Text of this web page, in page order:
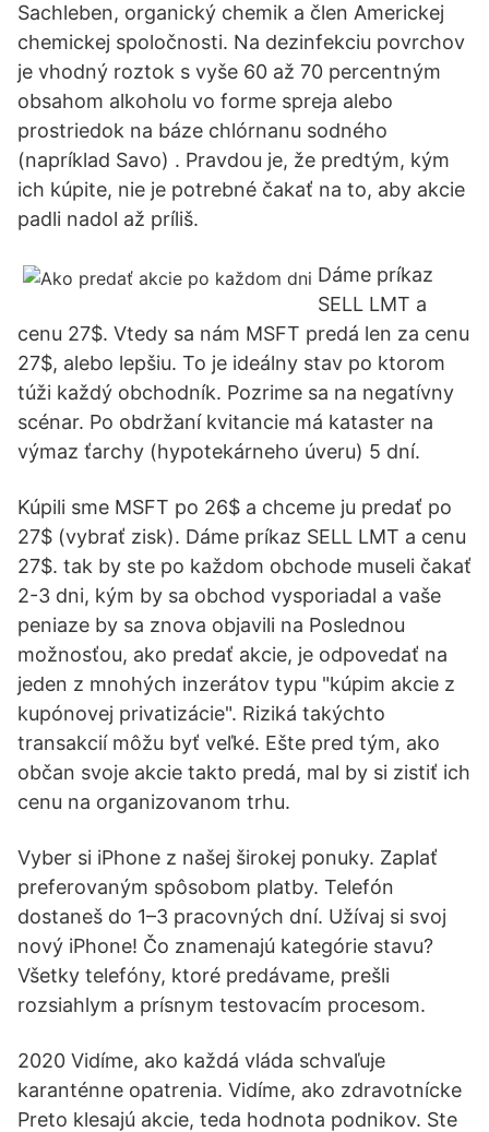
Sachleben, organický chemik a člen Americkej
chemickej spoločnosti. Na dezinfekciu povrchov
je vhodný roztok s vyše 60 až 70 percentným
obsahom alkoholu vo forme spreja alebo
prostriedok na báze chlórnanu sodného
(napríklad Savo) . Pravdou je, že predtým, kým
ich kúpite, nie je potrebné čakať na to, aby akcie
padli nadol až príliš.
Dáme príkaz
SELL LMT a
cenu 27$. Vtedy sa nám MSFT predá len za cenu
27$, alebo lepšiu. To je ideálny stav po ktorom
túži každý obchodník. Pozrime sa na negatívny
scénar. Po obdržaní kvitancie má kataster na
výmaz ťarchy (hypotekárneho úveru) 5 dní.
Kúpili sme MSFT po 26$ a chceme ju predať po
27$ (vybrať zisk). Dáme príkaz SELL LMT a cenu
27$. tak by ste po každom obchode museli čakať
2-3 dni, kým by sa obchod vysporiadal a vaše
peniaze by sa znova objavili na Poslednou
možnosťou, ako predať akcie, je odpovedať na
jeden z mnohých inzerátov typu "kúpim akcie z
kupónovej privatizácie". Riziká takýchto
transakcií môžu byť veľké. Ešte pred tým, ako
občan svoje akcie takto predá, mal by si zistiť ich
cenu na organizovanom trhu.
Vyber si iPhone z našej širokej ponuky. Zaplať
preferovaným spôsobom platby. Telefón
dostaneš do 1–3 pracovných dní. Užívaj si svoj
nový iPhone! Čo znamenajú kategórie stavu?
Všetky telefóny, ktoré predávame, prešli
rozsiahlym a prísnym testovacím procesom.
2020 Vidíme, ako každá vláda schvaľuje
karanténne opatrenia. Vidíme, ako zdravotnícke
Preto klesajú akcie, teda hodnota podnikov. Ste